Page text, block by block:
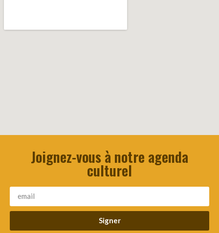
Joignez-vous à notre agenda
culturel
Signer